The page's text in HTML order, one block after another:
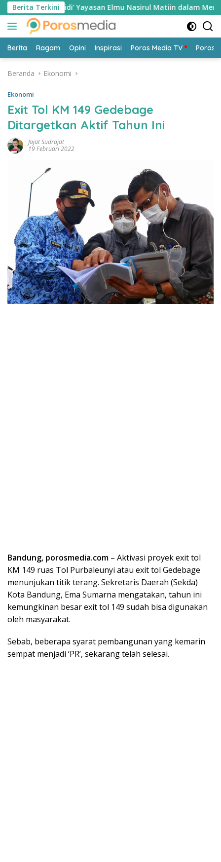
Langsung
ke
konten
Berita Terkini
Lidi’ Yayasan Elmu Nasirul Matiin dalam Mendampingi
Berita Ragam Opini Inspirasi Poros Media TV Poros
Beranda Ekonomi
Ekonomi
Exit Tol KM 149 Gedebage
Ditargetkan Aktif Tahun Ini
Jajat Sudrajat
19 Februari 2022
Bandung, porosmedia.com – Aktivasi proyek exit tol
KM 149 ruas Tol Purbaleunyi atau exit tol Gedebage
menunjukan titik terang. Sekretaris Daerah (Sekda)
Kota Bandung, Ema Sumarna mengatakan, tahun ini
kemungkinan besar exit tol 149 sudah bisa digunakan
oleh masyarakat.
Sebab, beberapa syarat pembangunan yang kemarin
sempat menjadi ‘PR’, sekarang telah selesai.